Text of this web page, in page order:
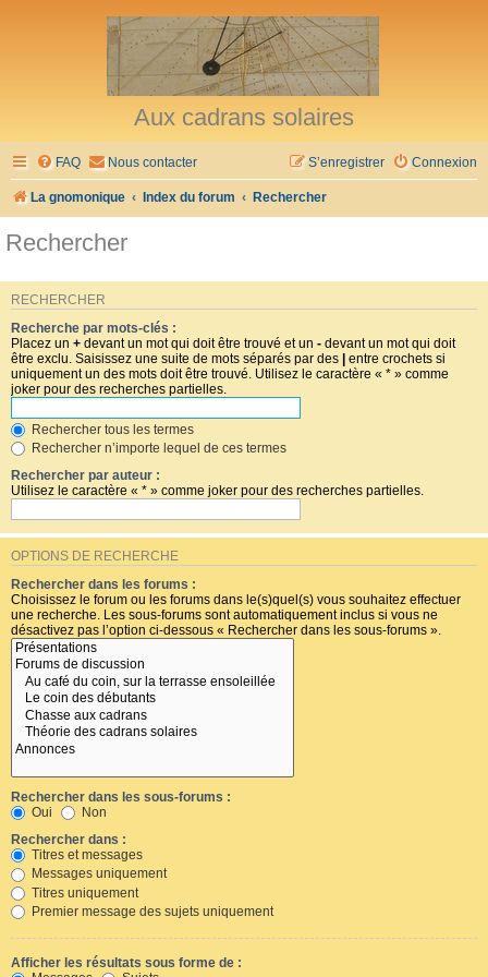
Aux cadrans solaires
FAQ Nous contacter Connexion
S’enregistrer
La gnomonique Index du forum Rechercher
Rechercher
RECHERCHER
Recherche par mots-clés :
Placez un + devant un mot qui doit être trouvé et un - devant un mot qui doit
être exclu. Saisissez une suite de mots séparés par des | entre crochets si
uniquement un des mots doit être trouvé. Utilisez le caractère « * » comme
joker pour des recherches partielles.
Rechercher tous les termes
Rechercher n’importe lequel de ces termes
Rechercher par auteur :
Utilisez le caractère « * » comme joker pour des recherches partielles.
OPTIONS DE RECHERCHE
Rechercher dans les forums :
Choisissez le forum ou les forums dans le(s)quel(s) vous souhaitez effectuer
une recherche. Les sous-forums sont automatiquement inclus si vous ne
désactivez pas l’option ci-dessous « Rechercher dans les sous-forums ».
Rechercher dans les sous-forums :
Oui
Non
Rechercher dans :
Titres et messages
Messages uniquement
Titres uniquement
Premier message des sujets uniquement
Afficher les résultats sous forme de :